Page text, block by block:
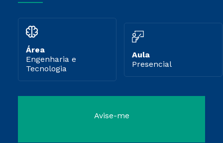
Área
Engenharia e
Tecnologia
Aula
Presencial
Avise-me